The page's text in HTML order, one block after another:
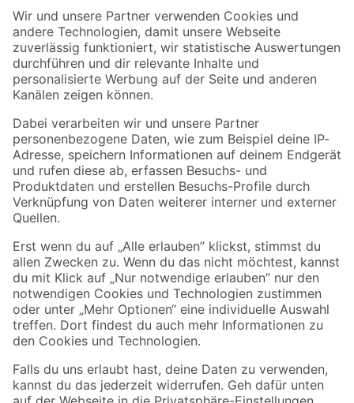
Der toom Newsletter: Keine Angebote und Aktionen mehr verpassen!
Zur Newsletter Anmeldung
Folge uns
Zahlungsarten Versandarten
Sicher einkaufen
Jetzt die toom-App herunterladen
Alle Preisangaben in EUR inkl. gesetzl. MwSt.. Die dargestellten Angebote sind unter